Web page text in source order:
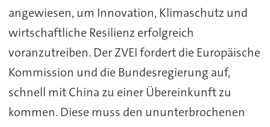
angewiesen, um Innovation, Klimaschutz und
wirtschaftliche Resilienz erfolgreich
voranzutreiben. Der ZVEI fordert die Europäische
Kommission und die Bundesregierung auf,
schnell mit China zu einer Übereinkunft zu
kommen. Diese muss den ununterbrochenen